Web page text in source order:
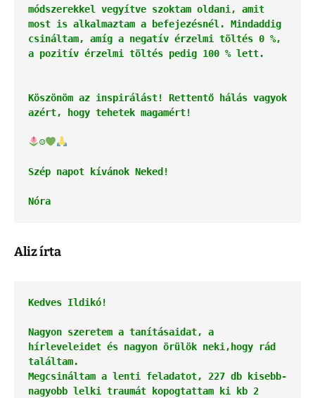
módszerekkel vegyítve szoktam oldani, amit
most is alkalmaztam a befejezésnél. Mindaddig
csináltam, amíg a negatív érzelmi töltés 0 %,
a pozitív érzelmi töltés pedig 100 % lett.
Köszönöm az inspirálást! Rettentő hálás vagyok
azért, hogy tehetek magamért!
☺
Szép napot kívánok Neked!
Nóra
Aliz írta
Kedves Ildikó!
Nagyon szeretem a tanításaidat, a
hírleveleidet és nagyon örülök neki, hogy rád
találtam.
Megcsináltam a lenti feladatot, 227 db kisebb-
nagyobb lelki traumát
kopogtattam ki kb 2